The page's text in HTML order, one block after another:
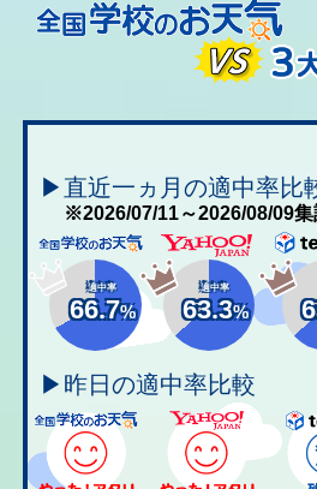
▶直近一ヵ月の適中率比
※2026/07/11～2026/08/09集
適中率
66.7%
適中率
63.3%
▶昨日の適中率比較